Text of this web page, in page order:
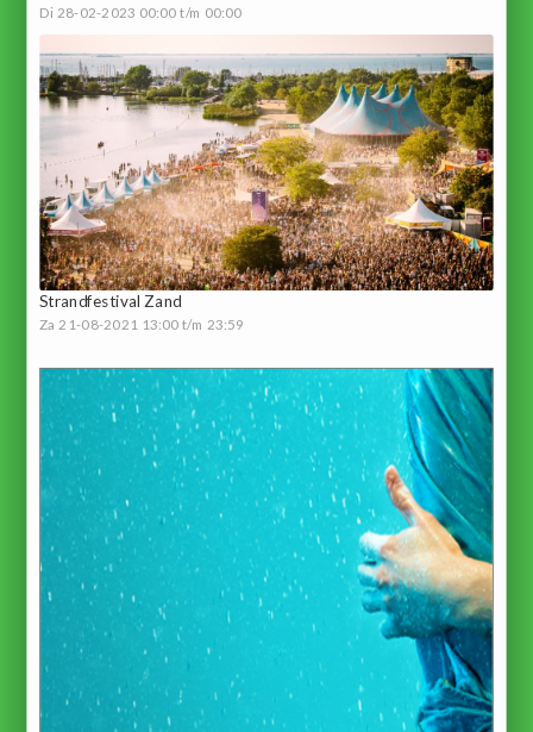
Di 28-02-2023 00:00 t/m 00:00
Strandfestival Zand
Za 21-08-2021 13:00 t/m 23:59